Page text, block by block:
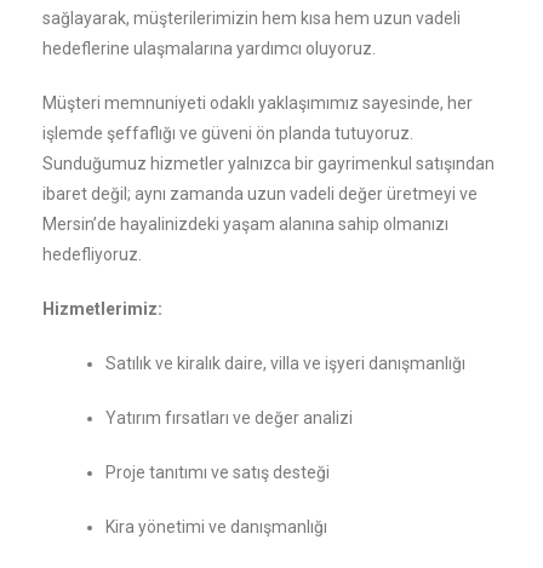
sağlayarak, müşterilerimizin hem kısa hem uzun vadeli
hedeflerine ulaşmalarına yardımcı oluyoruz.
Müşteri memnuniyeti odaklı yaklaşımımız sayesinde, her
işlemde şeffaflığı ve güveni ön planda tutuyoruz.
Sunduğumuz hizmetler yalnızca bir gayrimenkul satışından
ibaret değil; aynı zamanda uzun vadeli değer üretmeyi ve
Mersin’de hayalinizdeki yaşam alanına sahip olmanızı
hedefliyoruz.
Hizmetlerimiz:
Satılık ve kiralık daire, villa ve işyeri danışmanlığı
Yatırım fırsatları ve değer analizi
Proje tanıtımı ve satış desteği
Kira yönetimi ve danışmanlığı